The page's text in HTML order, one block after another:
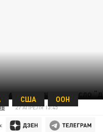
США ООН
27 АПРЕЛЯ 13:45